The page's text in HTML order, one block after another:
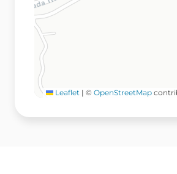
Leaflet | © OpenStreetMap